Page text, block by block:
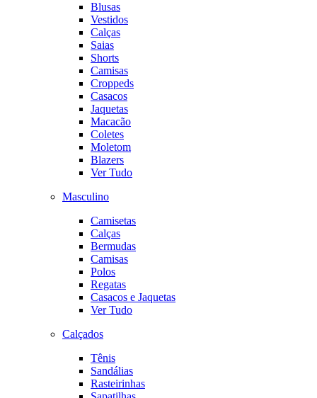
Blusas
Vestidos
Calças
Saias
Shorts
Camisas
Croppeds
Casacos
Jaquetas
Macacão
Coletes
Moletom
Blazers
Ver Tudo
Masculino
Camisetas
Calças
Bermudas
Camisas
Polos
Regatas
Casacos e Jaquetas
Ver Tudo
Calçados
Tênis
Sandálias
Rasteirinhas